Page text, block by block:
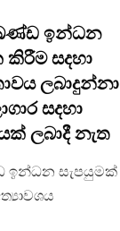
ඉන්ධන
සදහා
ලබාදුන්නා
සදහා
ලබාදී නැත
ඉන්ධන සැපයුමක්